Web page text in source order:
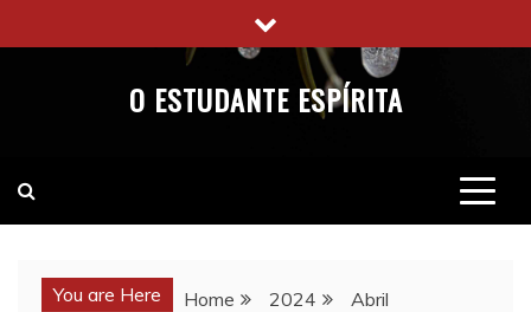
to
O ESTUDANTE ESPÍRITA
You are Here Home 2024 Abril